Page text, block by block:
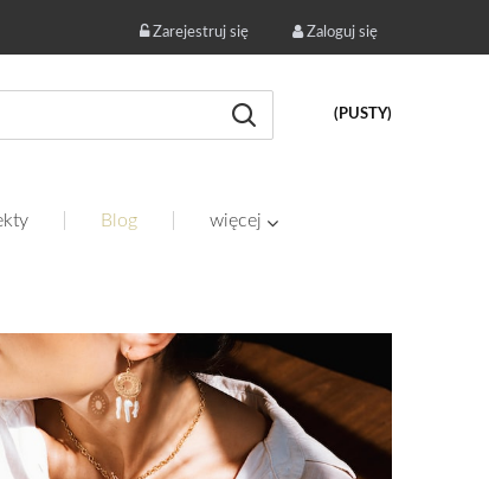
Zarejestruj się Zaloguj się
(PUSTY)
Blog więcej